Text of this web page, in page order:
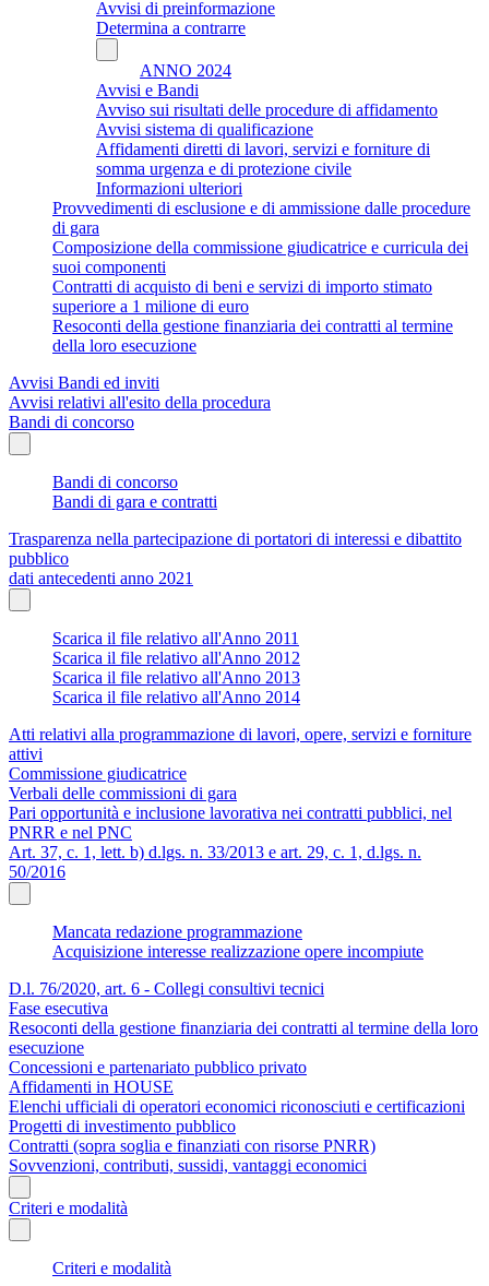
Avvisi di preinformazione
Determina a contrarre
ANNO 2024
Avvisi e Bandi
Avviso sui risultati delle procedure di affidamento
Avvisi sistema di qualificazione
Affidamenti diretti di lavori, servizi e forniture di
somma urgenza e di protezione civile
Informazioni ulteriori
Provvedimenti di esclusione e di ammissione dalle procedure
di gara
Composizione della commissione giudicatrice e curricula dei
suoi componenti
Contratti di acquisto di beni e servizi di importo stimato
superiore a 1 milione di euro
Resoconti della gestione finanziaria dei contratti al termine
della loro esecuzione
Avvisi Bandi ed inviti
Avvisi relativi all'esito della procedura
Bandi di concorso
Bandi di concorso
Bandi di gara e contratti
Trasparenza nella partecipazione di portatori di interessi e dibattito
pubblico
dati antecedenti anno 2021
Scarica il file relativo all'Anno 2011
Scarica il file relativo all'Anno 2012
Scarica il file relativo all'Anno 2013
Scarica il file relativo all'Anno 2014
Atti relativi alla programmazione di lavori, opere, servizi e forniture
attivi
Commissione giudicatrice
Verbali delle commissioni di gara
Pari opportunità e inclusione lavorativa nei contratti pubblici, nel
PNRR e nel PNC
Art. 37, c. 1, lett. b) d.lgs. n. 33/2013 e art. 29, c. 1, d.lgs. n.
50/2016
Mancata redazione programmazione
Acquisizione interesse realizzazione opere incompiute
D.l. 76/2020, art. 6 - Collegi consultivi tecnici
Fase esecutiva
Resoconti della gestione finanziaria dei contratti al termine della loro
esecuzione
Concessioni e partenariato pubblico privato
Affidamenti in HOUSE
Elenchi ufficiali di operatori economici riconosciuti e certificazioni
Progetti di investimento pubblico
Contratti (sopra soglia e finanziati con risorse PNRR)
Sovvenzioni, contributi, sussidi, vantaggi economici
Criteri e modalità
Criteri e modalità